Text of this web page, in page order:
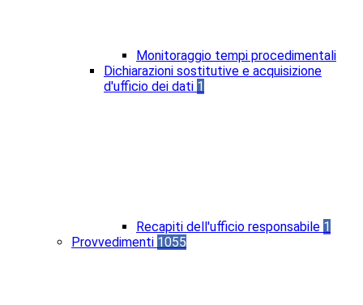
Monitoraggio tempi procedimentali
Dichiarazioni sostitutive e acquisizione
d'ufficio dei dati 1
Recapiti dell'ufficio responsabile 1
Provvedimenti 1055